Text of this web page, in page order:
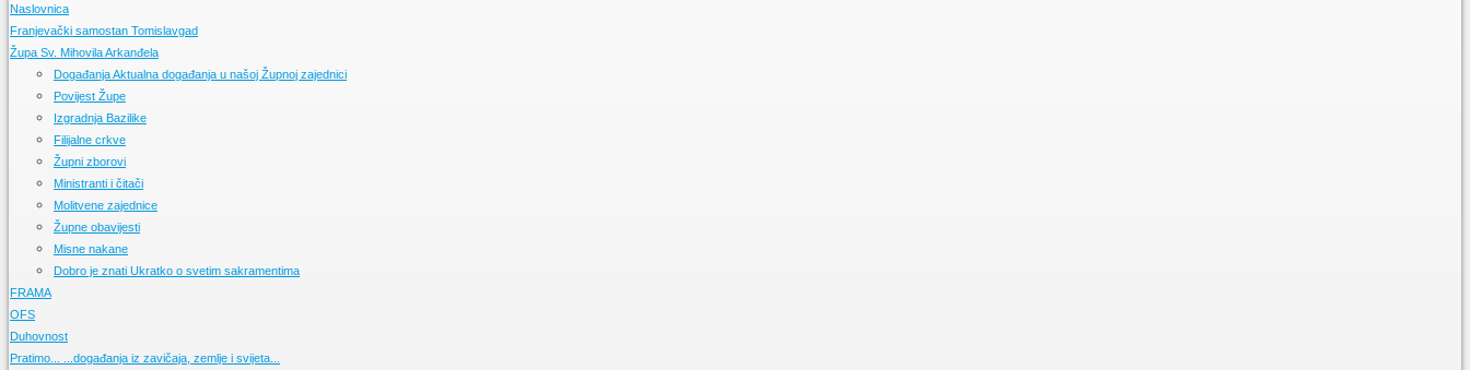
Naslovnica
Franjevački samostan Tomislavgad
Kršćanstvo na duvanjskom području
Izgradnja samostana u Tomislavgradu
Samostanska knjižnica
Samostanski arhiv
Samostanski muzej
Župa Sv. Mihovila Arkanđela
DogađanjaAktualna događanja u našoj Župnoj zajednici
Povijest Župe
Izgradnja Bazilike
Filijalne crkve
Župni zborovi
Ministranti i čitači
Molitvene zajednice
Župne obavijesti
Misne nakane
Dobro je znati Ukratko o svetim sakramentima
FRAMA
FRAMA s Vama
Što je FRAMA Ukratko o bratstvu franjevačke mladeži
OFS
Događanja
Što je OFSUkratko o redu
Duhovnost
Osnovne molitve
Pratimo...
...događanja iz zavičaja, zemlje i svijeta...